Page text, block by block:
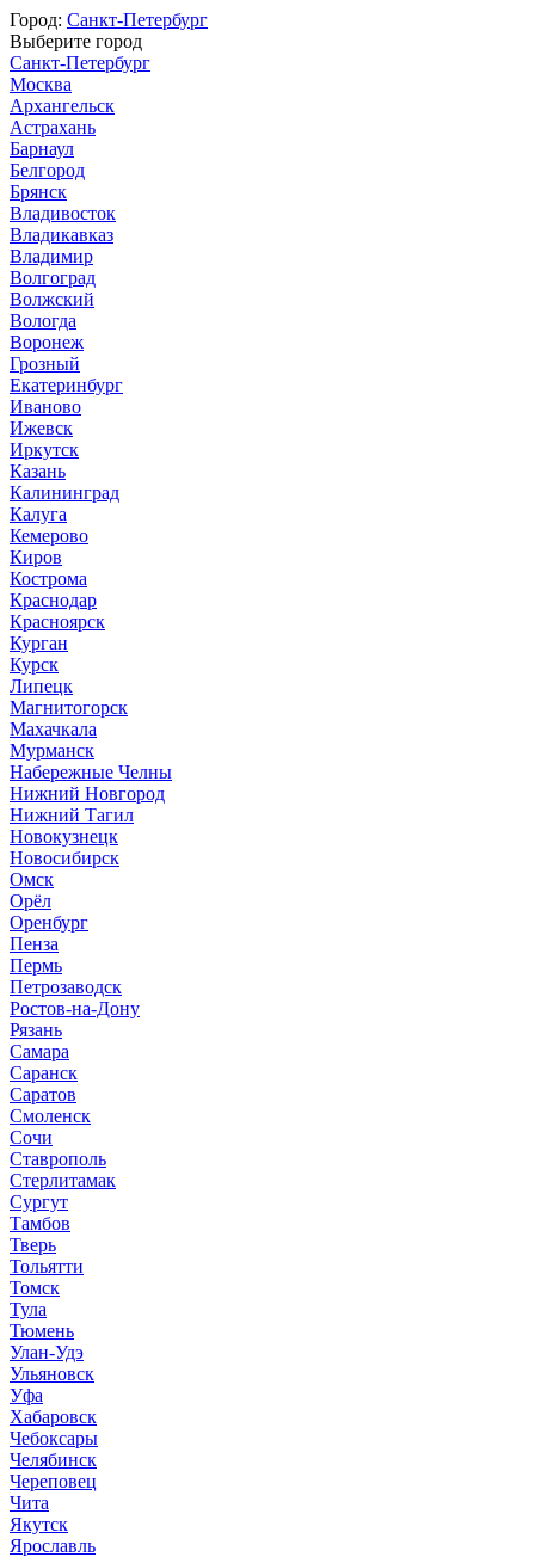
Город: Санкт-Петербург
Выберите город
Санкт-Петербург
Москва
Архангельск
Астрахань
Барнаул
Белгород
Брянск
Владивосток
Владикавказ
Владимир
Волгоград
Волжский
Вологда
Воронеж
Грозный
Екатеринбург
Иваново
Ижевск
Иркутск
Казань
Калининград
Калуга
Кемерово
Киров
Кострома
Краснодар
Красноярск
Курган
Курск
Липецк
Магнитогорск
Махачкала
Мурманск
Набережные Челны
Нижний Новгород
Нижний Тагил
Новокузнецк
Новосибирск
Омск
Орёл
Оренбург
Пенза
Пермь
Петрозаводск
Ростов-на-Дону
Рязань
Самара
Саранск
Саратов
Смоленск
Сочи
Ставрополь
Стерлитамак
Сургут
Тамбов
Тверь
Тольятти
Томск
Тула
Тюмень
Улан-Удэ
Ульяновск
Уфа
Хабаровск
Чебоксары
Челябинск
Череповец
Чита
Якутск
Ярославль